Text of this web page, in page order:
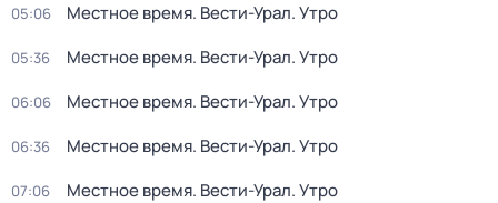
05:06 Местное время. Вести-Урал. Утро
05:36 Местное время. Вести-Урал. Утро
06:06 Местное время. Вести-Урал. Утро
06:36 Местное время. Вести-Урал. Утро
07:06 Местное время. Вести-Урал. Утро